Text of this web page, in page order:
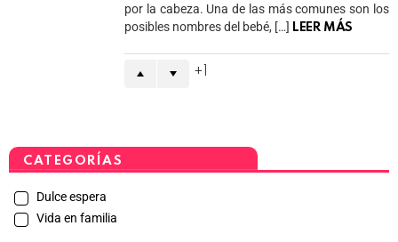
por la cabeza. Una de las más comunes son los
posibles nombres del bebé, […] LEER MÁS
1
CATEGORÍAS
Dulce espera
Vida en familia